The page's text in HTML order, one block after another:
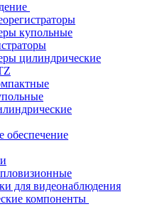
купольные
цилиндрические
обеспечение
для видеонаблюдения
компоненты